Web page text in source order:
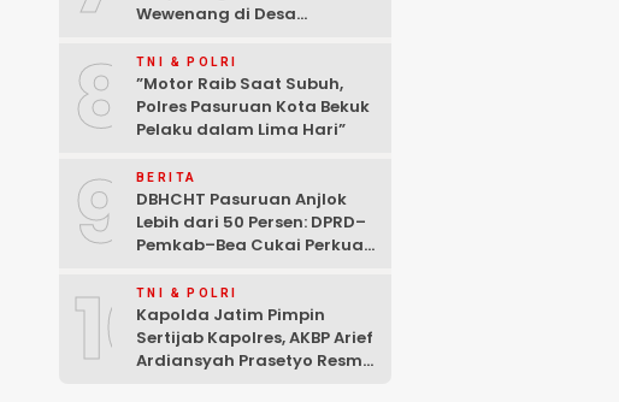
Wewenang di Desa
Mencuat
8 TNI & POLRI
‎”Motor Raib Saat Subuh,
Polres Pasuruan Kota Bekuk
Pelaku dalam Lima Hari” ‎
9 BERITA
DBHCHT Pasuruan Anjlok
Lebih dari 50 Persen: DPRD–
Pemkab–Bea Cukai Perkuat
Rokok Ilegal
10TNI & POLRI
Kapolda Jatim Pimpin
Sertijab Kapolres, AKBP Arief
Ardiansyah Prasetyo Resmi